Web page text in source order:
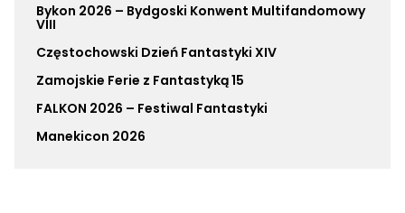
Bykon 2026 – Bydgoski Konwent Multifandomowy
VIII
Częstochowski Dzień Fantastyki XIV
Zamojskie Ferie z Fantastyką 15
FALKON 2026 – Festiwal Fantastyki
Manekicon 2026